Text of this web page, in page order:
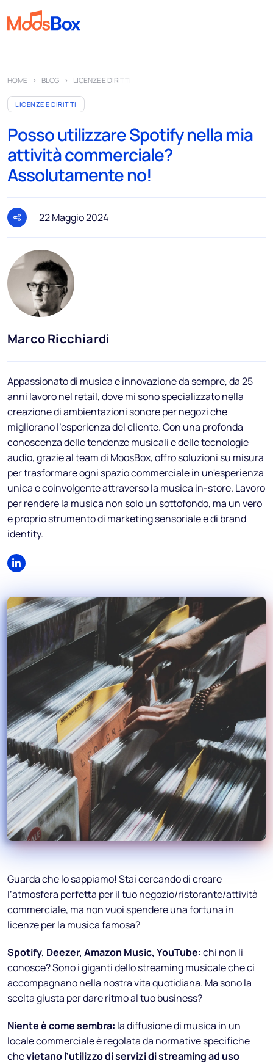
Playlist
Spot
Settori
Pricing
Chi siamo
Partner
Come funziona
Licenza
Blog
FAQ
Podcast
IT
HOME BLOG LICENZE E DIRITTI
LICENZE E DIRITTI
Posso utilizzare Spotify nella mia
attività commerciale?
Assolutamente no!
22 Maggio 2024
Marco Ricchiardi
Appassionato di musica e innovazione da sempre, da 25
anni lavoro nel retail, dove mi sono specializzato nella
creazione di ambientazioni sonore per negozi che
migliorano l'esperienza del cliente. Con una profonda
conoscenza delle tendenze musicali e delle tecnologie
audio, grazie al team di MoosBox, offro soluzioni su misura
per trasformare ogni spazio commerciale in un'esperienza
unica e coinvolgente attraverso la musica in-store. Lavoro
per rendere la musica non solo un sottofondo, ma un vero
e proprio strumento di marketing sensoriale e di brand
identity.
Guarda che lo sappiamo! Stai cercando di creare
l’atmosfera perfetta per il tuo negozio/ristorante/attività
commerciale, ma non vuoi spendere una fortuna in
licenze per la musica famosa?
Spotify, Deezer, Amazon Music, YouTube:chi non li
conosce? Sono i giganti dello streaming musicale che ci
accompagnano nella nostra vita quotidiana. Ma sono la
scelta giusta per dare ritmo al tuo business?
Niente è come sembra: la diffusione di musica in un
locale commerciale è regolata da normative specifiche
chevietano l’utilizzo di servizi di streaming ad uso